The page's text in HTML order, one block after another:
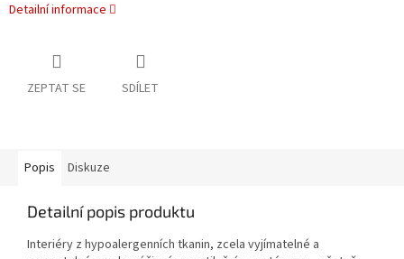
Detailní informace
ZEPTAT SE SDÍLET
Popis Diskuze
Detailní popis produktu
Interiéry z hypoalergenních tkanin, zcela vyjímatelné a